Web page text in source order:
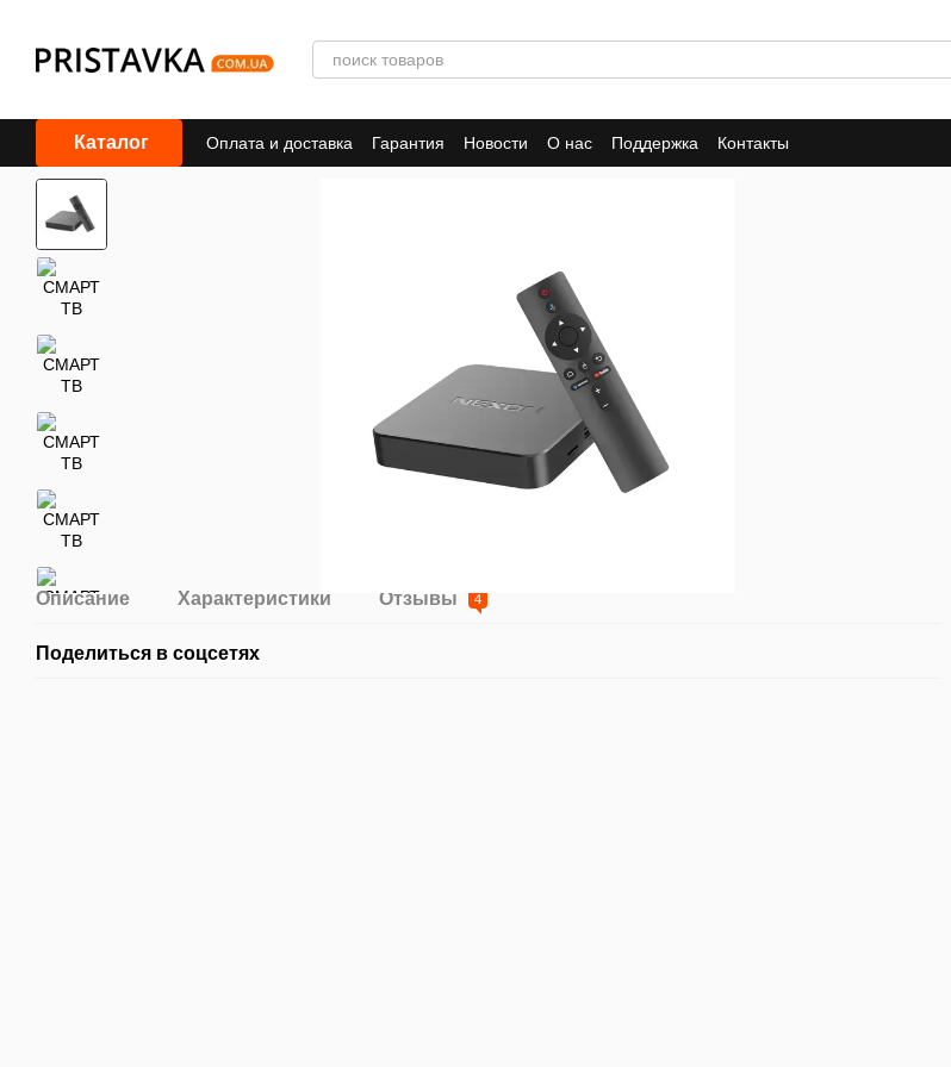
Каталог Оплата и доставка Гарантия Новости О нас Поддержка Контакты
Описание Характеристики Отзывы 4
Поделиться в соцсетях